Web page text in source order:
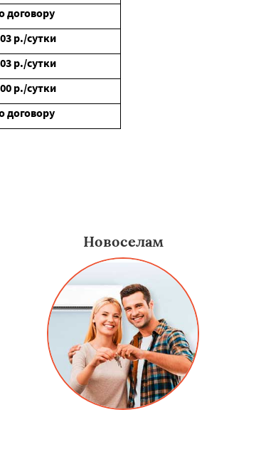
договору
р./сутки
р./сутки
р./сутки
договору
Новоселам